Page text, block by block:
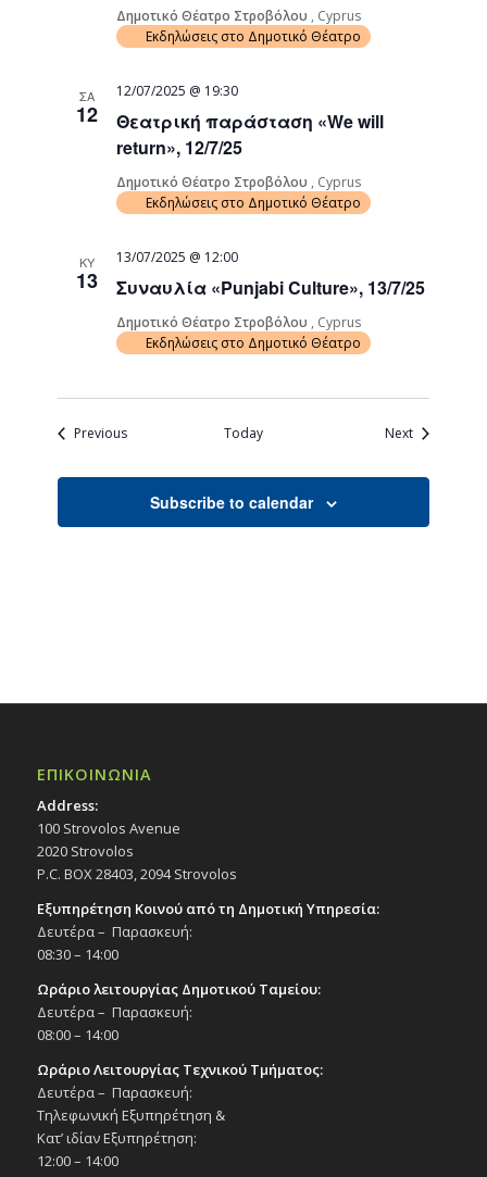
Δημοτικό Θέατρο Στροβόλου , Cyprus
Εκδηλώσεις στο Δημοτικό Θέατρο
ΣΑ
12
Θεατρική παράσταση «We will
return», 12/7/25
12/07/2025 @ 19:30
Δημοτικό Θέατρο Στροβόλου , Cyprus
Εκδηλώσεις στο Δημοτικό Θέατρο
ΚΥ
13 Συναυλία «Punjabi Culture», 13/7/25
13/07/2025 @ 12:00
Δημοτικό Θέατρο Στροβόλου , Cyprus
Εκδηλώσεις στο Δημοτικό Θέατρο
PreviousEvents Today NextEvents
Subscribe to calendar
ΕΠΙΚΟΙΝΩΝΙΑ
Address:
100 Strovolos Avenue
2020 Strovolos
P.C. BOX 28403, 2094 Strovolos
Εξυπηρέτηση Κοινού από τη Δημοτική Υπηρεσία:
Δευτέρα – Παρασκευή:
08:30 – 14:00
Ωράριο λειτουργίας Δημοτικού Ταμείου:
Δευτέρα – Παρασκευή:
08:00 – 14:00
Ωράριο Λειτουργίας Τεχνικού Τμήματος:
Δευτέρα – Παρασκευή:
Τηλεφωνική Εξυπηρέτηση &
Κατ’ ιδίαν Εξυπηρέτηση:
12:00 – 14:00